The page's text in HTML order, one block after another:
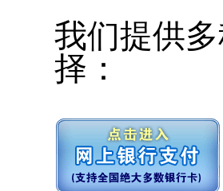
我们提供
择：